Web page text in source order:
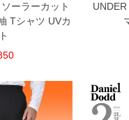
ーラーカット
Tシャツ UVカ
UNDER